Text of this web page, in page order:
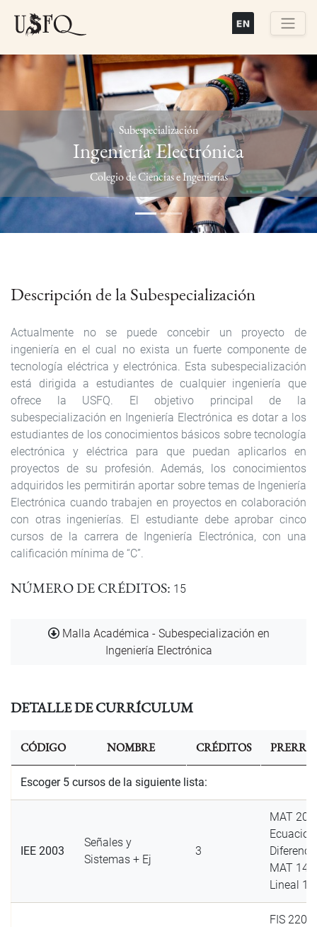
principal
Previous Next
Subespecialización
Ingeniería Electrónica
Colegio de Ciencias e Ingenierías
Descripción de la Subespecialización
Actualmente no se puede concebir un proyecto de
ingeniería en el cual no exista un fuerte componente de
tecnología eléctrica y electrónica. Esta subespecialización
está dirigida a estudiantes de cualquier ingeniería que
ofrece la USFQ. El objetivo principal de la
subespecialización en Ingeniería Electrónica es dotar a los
estudiantes de los conocimientos básicos sobre tecnología
electrónica y eléctrica para que puedan aplicarlos en
proyectos de su profesión. Además, los conocimientos
adquiridos les permitirán aportar sobre temas de Ingeniería
Electrónica cuando trabajen en proyectos en colaboración
con otras ingenierías. El estudiante debe aprobar cinco
cursos de la carrera de Ingeniería Electrónica, con una
calificación mínima de “C”.
NÚMERO DE CRÉDITOS 15
DocumentoMalla Académica - Subespecialización en
Ingeniería Electrónica
DETALLE DE CURRÍCULUM
CÓDIGO NOMBRE CRÉDITOS
Escoger 5 cursos de la siguiente lista:
IEE 2003
Señales y
Sistemas + Ej
3
MAT
MAT
Lineal 1
FIS